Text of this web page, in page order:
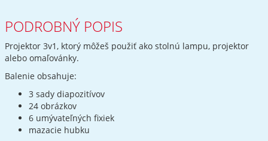
PODROBNÝ POPIS
Projektor 3v1, ktorý môžeš použiť ako stolnú lampu, projektor
alebo omaľovánky.
Balenie obsahuje:
3 sady diapozitívov
24 obrázkov
6 umývateľných fixiek
mazacie hubku